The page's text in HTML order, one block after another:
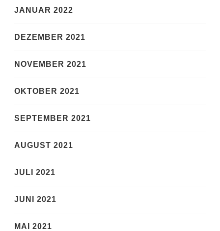
JANUAR 2022
DEZEMBER 2021
NOVEMBER 2021
OKTOBER 2021
SEPTEMBER 2021
AUGUST 2021
JULI 2021
JUNI 2021
MAI 2021